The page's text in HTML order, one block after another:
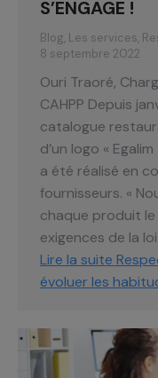
S’ENGAGE !
Blog, Les services,
8 septembre 2022
Ouri Traoré,
CAHPP Depuis
catalogue
d’un logo «
a été réalisé en
fournisseurs. «
chaque produit
exigences de la
Lire la suite
évoluer les